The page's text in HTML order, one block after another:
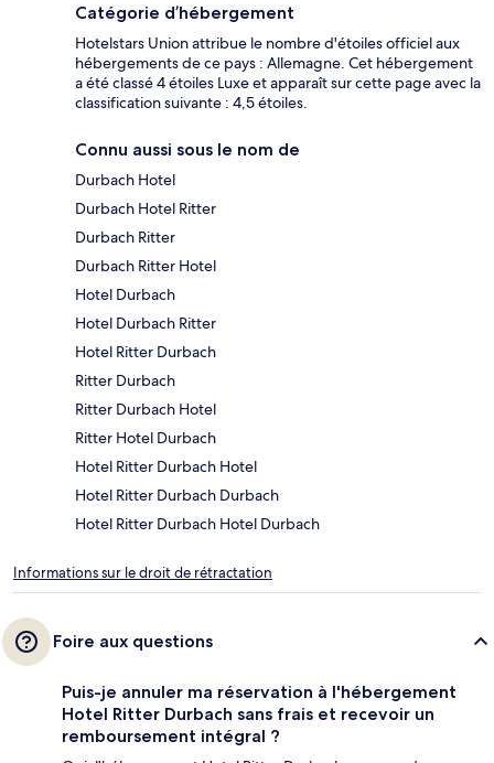
Catégorie d’hébergement
Hotelstars Union attribue le nombre d'étoiles officiel aux
hébergements de ce pays : Allemagne. Cet hébergement
a été classé 4 étoiles Luxe et apparaît sur cette page avec la
classification suivante : 4,5 étoiles.
Connu aussi sous le nom de
Durbach Hotel
Durbach Hotel Ritter
Durbach Ritter
Durbach Ritter Hotel
Hotel Durbach
Hotel Durbach Ritter
Hotel Ritter Durbach
Ritter Durbach
Ritter Durbach Hotel
Ritter Hotel Durbach
Hotel Ritter Durbach Hotel
Hotel Ritter Durbach Durbach
Hotel Ritter Durbach Hotel Durbach
Informations sur le droit de rétractation
Foire aux questions
Puis-je annuler ma réservation à l'hébergement
Hotel Ritter Durbach sans frais et recevoir un
remboursement intégral ?